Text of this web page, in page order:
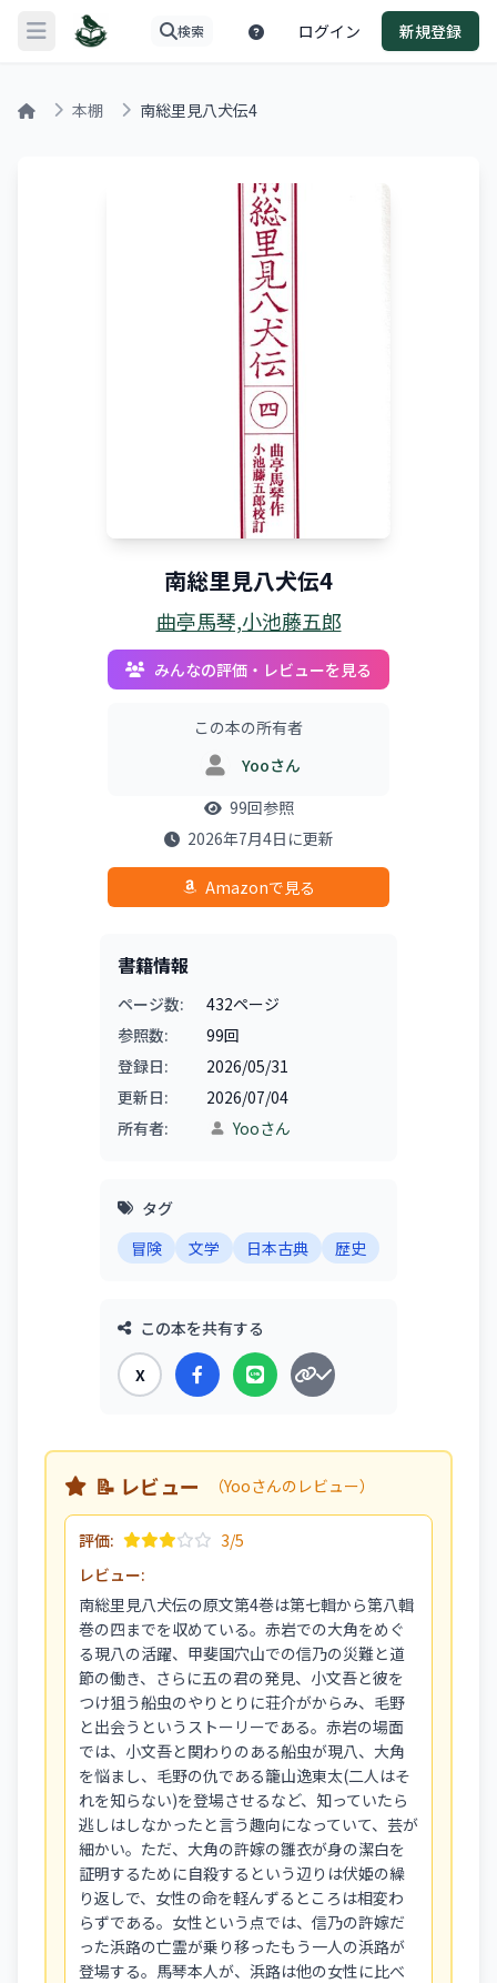
メニューを開く 検索 ログイン 新規登録
本棚 南総里見八犬伝4
南総里見八犬伝4
曲亭馬琴,小池藤五郎
みんなの評価・レビューを見る
この本の所有者
Yooさん
99回参照
2026年7月4日に更新
Amazonで見る
書籍情報
ページ数:
432ページ
参照数:
99回
登録日:
2026/05/31
更新日:
2026/07/04
所有者:
Yooさん
タグ
冒険
文学 日本古典 歴史
この本を共有する
X
📝 レビュー （Yooさんのレビュー）
評価:
3/5
レビュー:
南総里見八犬伝の原文第4巻は第七輯から第八輯
巻の四までを収めている。赤岩での大角をめぐ
る現八の活躍、甲斐国穴山での信乃の災難と道
節の働き、さらに五の君の発見、小文吾と彼を
つけ狙う船虫のやりとりに荘介がからみ、毛野
と出会うというストーリーである。赤岩の場面
では、小文吾と関わりのある船虫が現八、大角
を悩まし、毛野の仇である籠山逸東太(二人はそ
れを知らない)を登場させるなど、知っていたら
逃しはしなかったと言う趣向になっていて、芸が
細かい。ただ、大角の許嫁の雛衣が身の潔白を
証明するために自殺するという辺りは伏姫の繰
り返しで、女性の命を軽んずるところは相変わ
らずである。女性という点では、信乃の許嫁だ
った浜路の亡霊が乗り移ったもう一人の浜路が
登場する。馬琴本人が、浜路は他の女性に比べ